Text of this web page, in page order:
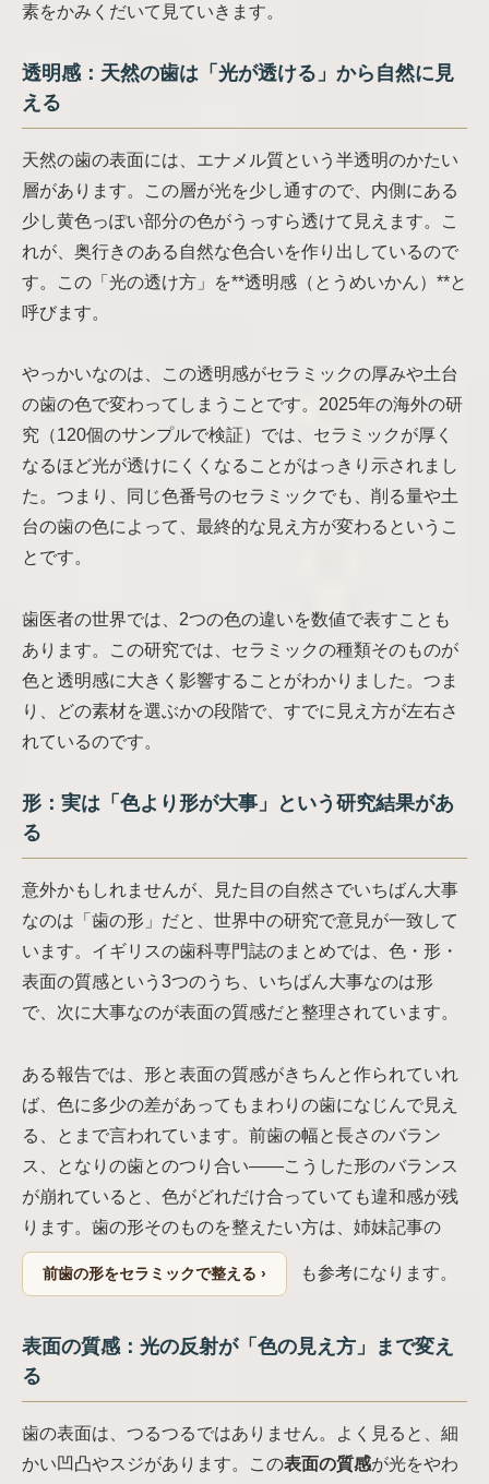
素をかみくだいて見ていきます。
透明感：天然の歯は「光が透ける」から自然に見
える
天然の歯の表面には、エナメル質という半透明のかたい
層があります。この層が光を少し通すので、内側にある
少し黄色っぽい部分の色がうっすら透けて見えます。こ
れが、奥行きのある自然な色合いを作り出しているので
す。この「光の透け方」を**透明感（とうめいかん）**と
呼びます。
やっかいなのは、この透明感がセラミックの厚みや土台
の歯の色で変わってしまうことです。2025年の海外の研
究（120個のサンプルで検証）では、セラミックが厚く
なるほど光が透けにくくなることがはっきり示されまし
た。つまり、同じ色番号のセラミックでも、削る量や土
台の歯の色によって、最終的な見え方が変わるというこ
とです。
歯医者の世界では、2つの色の違いを数値で表すことも
あります。この研究では、セラミックの種類そのものが
色と透明感に大きく影響することがわかりました。つま
り、どの素材を選ぶかの段階で、すでに見え方が左右さ
れているのです。
形：実は「色より形が大事」という研究結果があ
る
意外かもしれませんが、見た目の自然さでいちばん大事
なのは「歯の形」だと、世界中の研究で意見が一致して
います。イギリスの歯科専門誌のまとめでは、色・形・
表面の質感という3つのうち、いちばん大事なのは形
で、次に大事なのが表面の質感だと整理されています。
ある報告では、形と表面の質感がきちんと作られていれ
ば、色に多少の差があってもまわりの歯になじんで見え
る、とまで言われています。前歯の幅と長さのバラン
ス、となりの歯とのつり合い——こうした形のバランス
が崩れていると、色がどれだけ合っていても違和感が残
ります。歯の形そのものを整えたい方は、姉妹記事の
前歯の形をセラミックで整える › も参考になります。
表面の質感：光の反射が「色の見え方」まで変え
る
歯の表面は、つるつるではありません。よく見ると、細
かい凹凸やスジがあります。この表面の質感が光をやわ